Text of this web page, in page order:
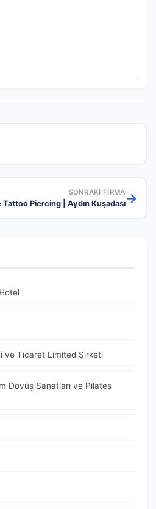
SONRAKI FIRMA
Piercing | Aydın Kuşadası→
ve Ticaret Limited Şirketi
Dövüş Sanatları ve Pilates